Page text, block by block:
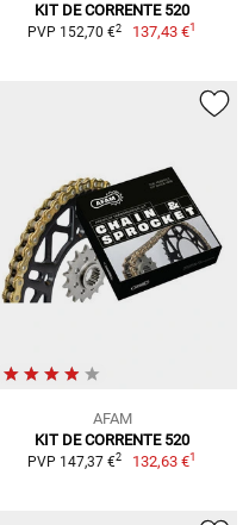
KIT DE CORRENTE 520
PVP 152,70 €2 137,43 €1
AFAM
KIT DE CORRENTE 520
PVP 147,37 €2 132,63 €1